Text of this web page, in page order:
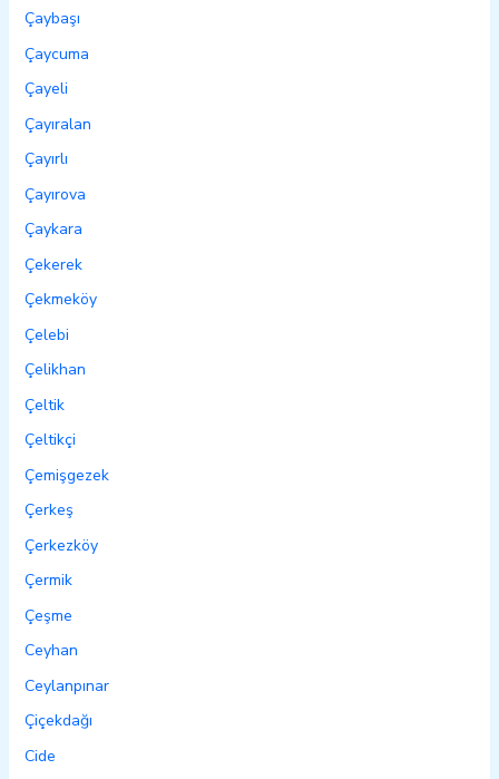
Çaybaşı
Çaycuma
Çayeli
Çayıralan
Çayırlı
Çayırova
Çaykara
Çekerek
Çekmeköy
Çelebi
Çelikhan
Çeltik
Çeltikçi
Çemişgezek
Çerkeş
Çerkezköy
Çermik
Çeşme
Ceyhan
Ceylanpınar
Çiçekdağı
Cide